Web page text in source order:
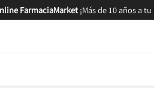
FarmaciaMarket¡Más de 10 años a